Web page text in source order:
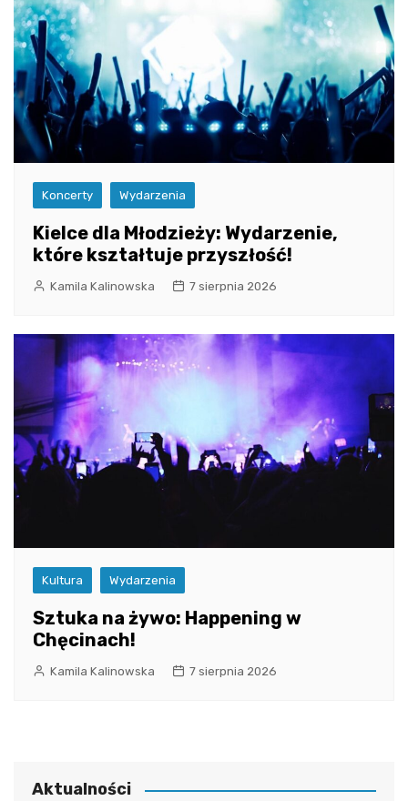
Koncerty Wydarzenia
Kielce dla Młodzieży: Wydarzenie,
które kształtuje przyszłość!
Kamila Kalinowska 7 sierpnia 2026
Kultura Wydarzenia
Sztuka na żywo: Happening w
Chęcinach!
Kamila Kalinowska 7 sierpnia 2026
Aktualności